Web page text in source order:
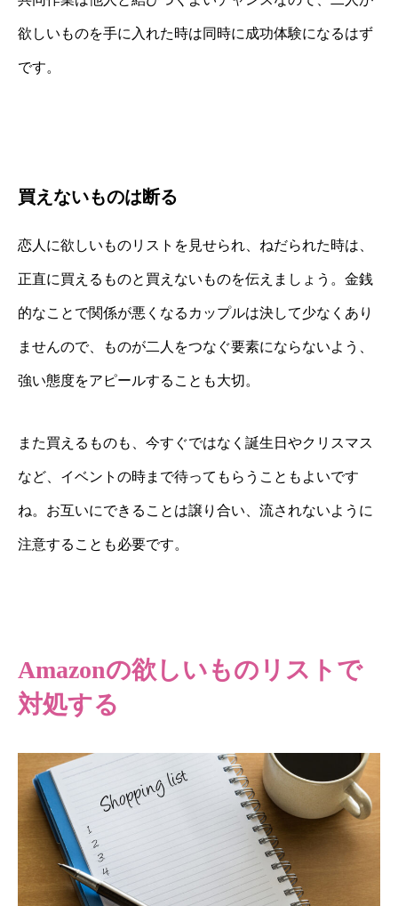
欲しいものを手に入れた時は同時に成功体験になるはず
です。
買えないものは断る
恋人に欲しいものリストを見せられ、ねだられた時は、
正直に買えるものと買えないものを伝えましょう。金銭
的なことで関係が悪くなるカップルは決して少なくあり
ませんので、ものが二人をつなぐ要素にならないよう、
強い態度をアピールすることも大切。
また買えるものも、今すぐではなく誕生日やクリスマス
など、イベントの時まで待ってもらうこともよいです
ね。お互いにできることは譲り合い、流されないように
注意することも必要です。
Amazonの欲しいものリストで
対処する